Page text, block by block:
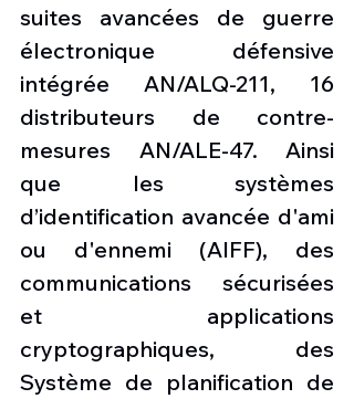
suites avancées de guerre
électronique défensive
intégrée AN/ALQ-211, 16
distributeurs de contre-
mesures AN/ALE-47. Ainsi
que les systèmes
d’identification avancée d'ami
ou d'ennemi (AIFF), des
communications sécurisées
et applications
cryptographiques, des
Système de planification de